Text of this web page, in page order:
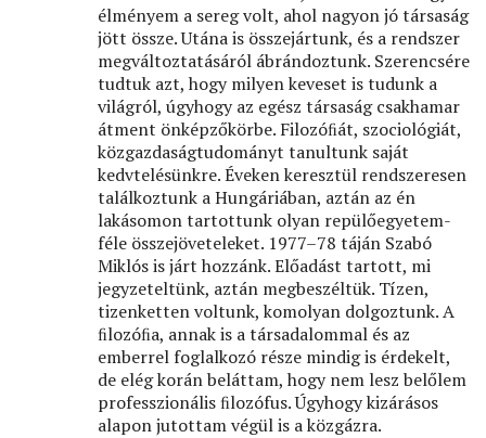
élményem a sereg volt, ahol nagyon jó társaság
jött össze. Utána is összejártunk, és a rendszer
megváltoztatásáról ábrándoztunk. Szerencsére
tudtuk azt, hogy milyen keveset is tudunk a
világról, úgyhogy az egész társaság csakhamar
átment önképzőkörbe. Filozóﬁát, szociológiát,
közgazdaságtudományt tanultunk saját
kedvtelésünkre. Éveken keresztül rendszeresen
találkoztunk a Hungáriában, aztán az én
lakásomon tartottunk olyan repülőegyetem-
féle összejöveteleket. 1977–78 táján Szabó
Miklós is járt hozzánk. Előadást tartott, mi
jegyzeteltünk, aztán megbeszéltük. Tízen,
tizenketten voltunk, komolyan dolgoztunk. A
ﬁlozóﬁa, annak is a társadalommal és az
emberrel foglalkozó része mindig is érdekelt,
de elég korán beláttam, hogy nem lesz belőlem
professzionális ﬁlozófus. Úgyhogy kizárásos
alapon jutottam végül is a közgázra.